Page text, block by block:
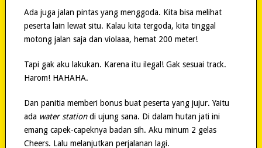
Ada juga jalan pintas yang menggoda. Kita bisa melihat
peserta lain lewat situ. Kalau kita tergoda, kita tinggal
motong jalan saja dan violaaa, hemat 200 meter!
Tapi gak aku lakukan. Karena itu ilegal! Gak sesuai track.
Harom! HAHAHA.
Dan panitia memberi bonus buat peserta yang jujur. Yaitu
ada water stationdi ujung sana. Di dalam hutan jati ini
emang capek-capeknya badan sih. Aku minum 2 gelas
Cheers. Lalu melanjutkan perjalanan lagi.